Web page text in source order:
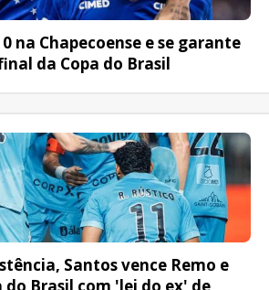
na Chapecoense e se garante
da Copa do Brasil
Santos vence Remo e